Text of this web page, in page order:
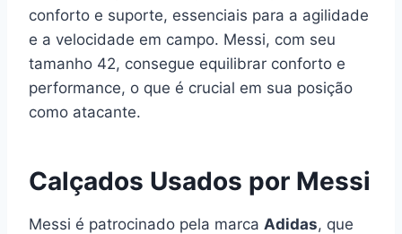
conforto e suporte, essenciais para a agilidade
e a velocidade em campo. Messi, com seu
tamanho 42, consegue equilibrar conforto e
performance, o que é crucial em sua posição
como atacante.
Calçados Usados por Messi
Messi é patrocinado pela marca Adidas, que